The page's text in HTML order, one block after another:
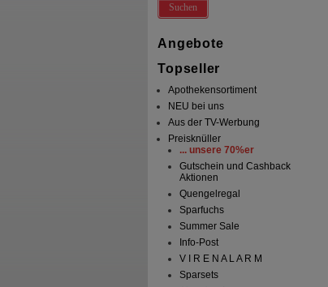
Suchen
Angebote
Topseller
Apothekensortiment
NEU bei uns
Aus der TV-Werbung
Preisknüller
... unsere 70%er
Gutschein und Cashback
Aktionen
Quengelregal
Sparfuchs
Summer Sale
Info-Post
V I R E N A L A R M
Sparsets